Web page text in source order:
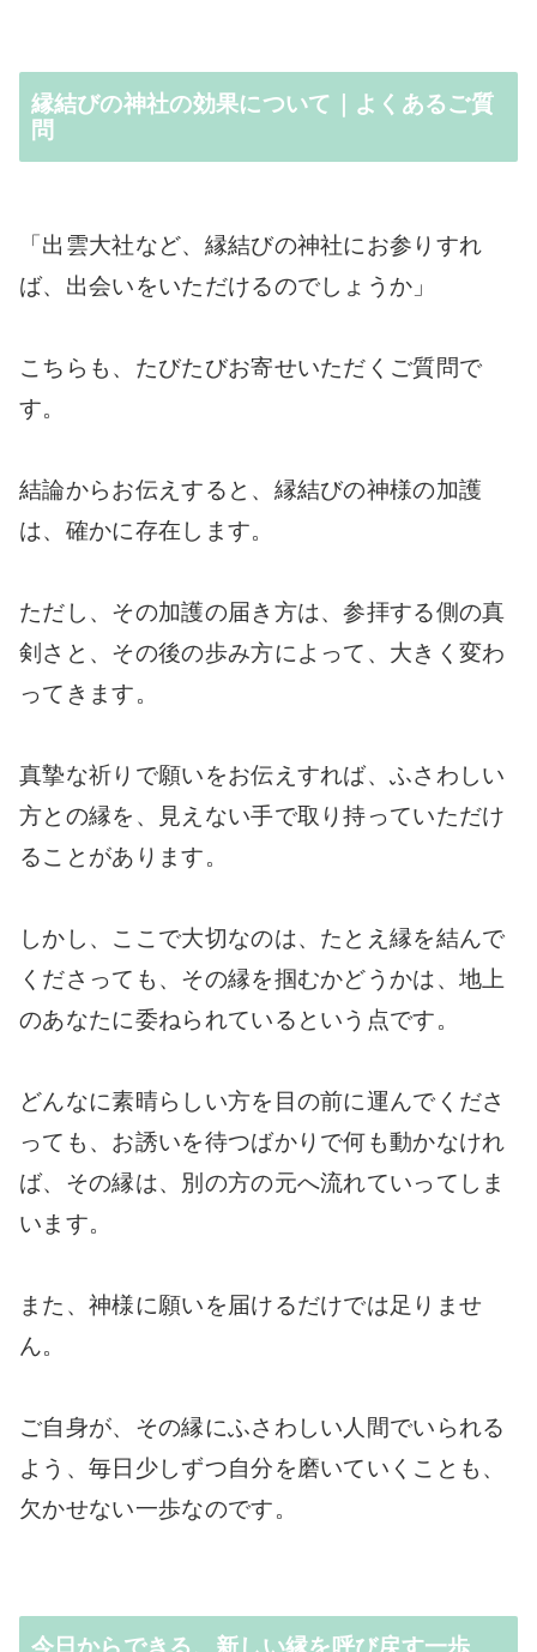
縁結びの神社の効果について｜よくあるご質
問
「出雲大社など、縁結びの神社にお参りすれ
ば、出会いをいただけるのでしょうか」
こちらも、たびたびお寄せいただくご質問で
す。
結論からお伝えすると、縁結びの神様の加護
は、確かに存在します。
ただし、その加護の届き方は、参拝する側の真
剣さと、その後の歩み方によって、大きく変わ
ってきます。
真摯な祈りで願いをお伝えすれば、ふさわしい
方との縁を、見えない手で取り持っていただけ
ることがあります。
しかし、ここで大切なのは、たとえ縁を結んで
くださっても、その縁を掴むかどうかは、地上
のあなたに委ねられているという点です。
どんなに素晴らしい方を目の前に運んでくださ
っても、お誘いを待つばかりで何も動かなけれ
ば、その縁は、別の方の元へ流れていってしま
います。
また、神様に願いを届けるだけでは足りませ
ん。
ご自身が、その縁にふさわしい人間でいられる
よう、毎日少しずつ自分を磨いていくことも、
欠かせない一歩なのです。
今日からできる、新しい縁を呼び戻す一歩